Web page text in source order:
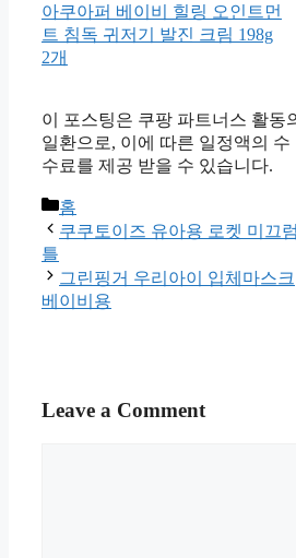
오케이마스크초소형 돌전아기
숨쉬기편한 엄마 아이 찾는 찰
떡 새부리형 먼지 비말 차단 60
아쿠아퍼 베이비 힐링 오인트먼
2개
이 포스팅은 쿠팡 파트너스 활동의
일환으로, 이에 따른 일정액의 수
수료를 제공 받을 수 있습니다.
틀